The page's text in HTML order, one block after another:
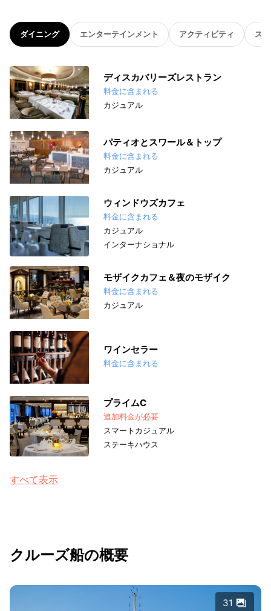
ダイニング エンターテインメント アクティビティ ス
ディスカバリーズレストラン
料金に含まれる
カジュアル
パティオとスワール＆トップ
料金に含まれる
カジュアル
ウィンドウズカフェ
料金に含まれる
カジュアル
インターナショナル
モザイクカフェ＆夜のモザイク
料金に含まれる
カジュアル
ワインセラー
料金に含まれる
プライムC
追加料金が必要
スマートカジュアル
ステーキハウス
すべて表示
クルーズ船の概要
31